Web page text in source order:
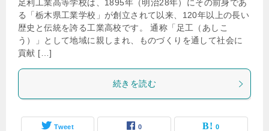
足利工業高等学校は、1895年（明治28年）にその前身であ
る「栃木県工業学校」が創立されて以来、120年以上の長い
歴史と伝統を誇る工業高校です。 通称「足工（あしこ
う）」として地域に親しまれ、ものづくりを通して社会に
貢献 […]
続きを読む
Tweet 0 0